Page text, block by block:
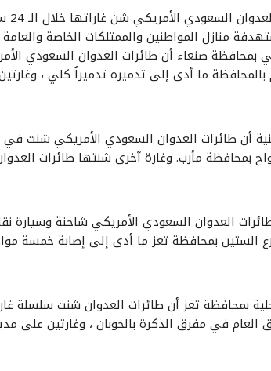
منازل المواطنين والممتلكات الخاصة والعامة
صنعاء أن طائرات العدوان السعودي
ما أدى إلى تدميره تدميراُ كلي ،
أن طائرات العدوان السعودي الأمريكي شنت في
بمحافظة مأرب. وغارة آخرى شنتها طائرات
العدوان السعودي الأمريكي شاحنة وسيارة
الستين بمحافظة تعز ما أدى إلى إصابة خمسة
بمحافظة تعز أن طائرات العدوان شنت سلسلة
في مفرق الذكرة بالحوبان ، وغارتين على